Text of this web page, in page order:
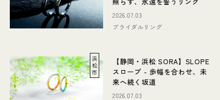
2026.07.03
ブライダルリング
浜
松
市
【静岡・浜松 SORA】SLOPE
スロープ - 歩幅を合わせ、未
来へ続く坂道
2026.07.03